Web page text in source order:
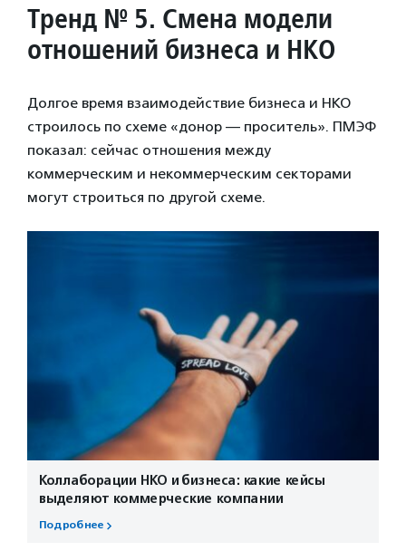
Тренд № 5. Смена модели
отношений бизнеса и НКО
Долгое время взаимодействие бизнеса и НКО
строилось по схеме «донор — проситель». ПМЭФ
показал: сейчас отношения между
коммерческим и некоммерческим секторами
могут строиться по другой схеме.
Коллаборации НКО и бизнеса: какие кейсы
выделяют коммерческие компании
Подробнее